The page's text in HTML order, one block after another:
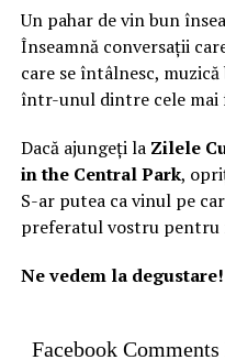
Un pahar de vin bun
Înseamnă conversații
care se întâlnesc,
într-unul dintre cele mai
Dacă ajungeți la Zilele
in the Central Park,
S-ar putea ca vinul pe
preferatul vostru
Ne vedem la degustare!
Facebook